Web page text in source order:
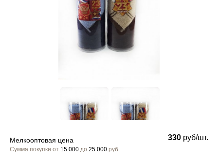
Мелкооптовая цена
Сумма покупки от 15 000 до 25 000 руб.
330 руб/шт.